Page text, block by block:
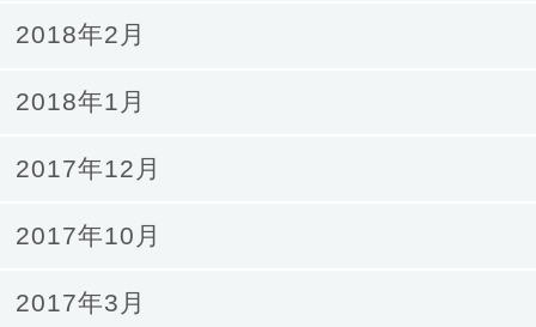
2018年2月
2018年1月
2017年12月
2017年10月
2017年3月